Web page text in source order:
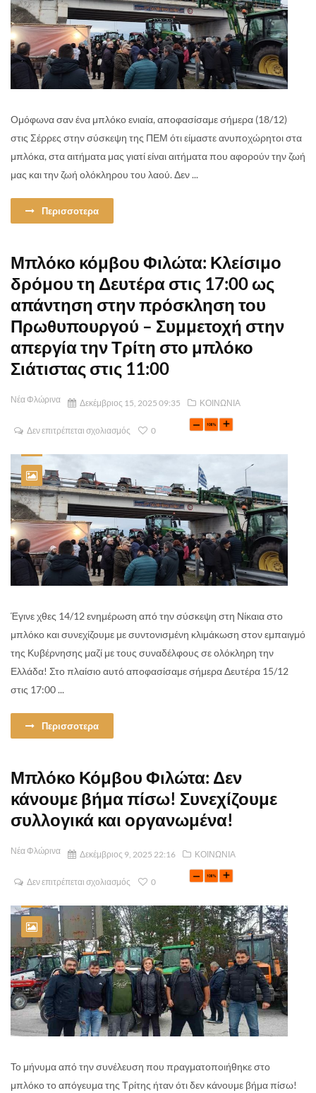
Ομόφωνα σαν ένα μπλόκο ενιαία, αποφασίσαμε σήμερα (18/12)
στις Σέρρες στην σύσκεψη της ΠΕΜ ότι είμαστε ανυποχώρητοι στα
μπλόκα, στα αιτήματα μας γιατί είναι αιτήματα που αφορούν την ζωή
μας και την ζωή ολόκληρου του λαού. Δεν ...
Περισσοτερα
Μπλόκο κόμβου Φιλώτα: Κλείσιμο
δρόμου τη Δευτέρα στις 17:00 ως
απάντηση στην πρόσκληση του
Πρωθυπουργού – Συμμετοχή στην
απεργία την Τρίτη στο μπλόκο
Σιάτιστας στις 11:00
Νέα Φλώρινα Δεκέμβριος 15, 2025 09:35 ΚΟΙΝΩΝΙΑ
Δεν επιτρέπεται σχολιασμός 0
Έγινε χθες 14/12 ενημέρωση από την σύσκεψη στη Νίκαια στο
μπλόκο και συνεχίζουμε με συντονισμένη κλιμάκωση στον εμπαιγμό
της Κυβέρνησης μαζί με τους συναδέλφους σε ολόκληρη την
Ελλάδα! Στο πλαίσιο αυτό αποφασίσαμε σήμερα Δευτέρα 15/12
στις 17:00 ...
Περισσοτερα
Μπλόκο Κόμβου Φιλώτα: Δεν
κάνουμε βήμα πίσω! Συνεχίζουμε
συλλογικά και οργανωμένα!
Νέα Φλώρινα Δεκέμβριος 9, 2025 22:16 ΚΟΙΝΩΝΙΑ
Δεν επιτρέπεται σχολιασμός 0
Το μήνυμα από την συνέλευση που πραγματοποιήθηκε στο
μπλόκο το απόγευμα της Τρίτης ήταν ότι δεν κάνουμε βήμα πίσω!